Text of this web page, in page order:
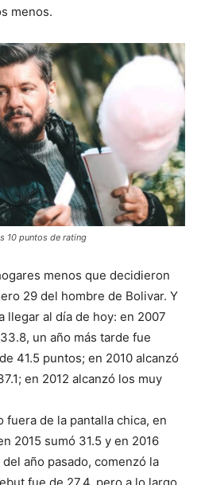
menos.
10 puntos de rating
menos que decidieron
29 del hombre de Bolivar. Y
llegar al día de hoy: en 2007
un año más tarde fue
41.5 puntos; en 2010 alcanzó
en 2012 alcanzó los muy
fuera de la pantalla chica, en
2015 sumó 31.5 y en 2016
año pasado, comenzó la